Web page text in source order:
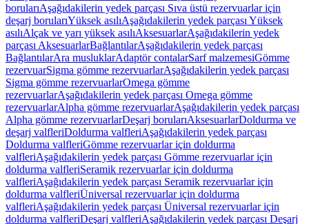
borularıAşağıdakilerin yedek parçası Sıva üstü rezervuarlar için
deşarj borularıYüksek asılıAşağıdakilerin yedek parçası Yüksek
asılıAlçak ve yarı yüksek asılıAksesuarlarAşağıdakilerin yedek
parçası AksesuarlarBağlantılarAşağıdakilerin yedek parçası
BağlantılarAra musluklarAdaptör contalarSarf malzemesiGömme
rezervuarSigma gömme rezervuarlarAşağıdakilerin yedek parçası
Sigma gömme rezervuarlarOmega gömme
rezervuarlarAşağıdakilerin yedek parçası Omega gömme
rezervuarlarAlpha gömme rezervuarlarAşağıdakilerin yedek parçası
Alpha gömme rezervuarlarDeşarj borularıAksesuarlarDoldurma ve
deşarj valfleriDoldurma valfleriAşağıdakilerin yedek parçası
Doldurma valfleriGömme rezervuarlar için doldurma
valfleriAşağıdakilerin yedek parçası Gömme rezervuarlar için
doldurma valfleriSeramik rezervuarlar için doldurma
valfleriAşağıdakilerin yedek parçası Seramik rezervuarlar için
doldurma valfleriÜniversal rezervuarlar için doldurma
valfleriAşağıdakilerin yedek parçası Üniversal rezervuarlar için
doldurma valfleriDeşarj valfleriAşağıdakilerin yedek parçası Deşarj